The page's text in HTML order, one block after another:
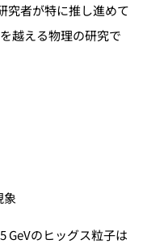
究者が特に推し進めて
越える物理の研究で
象
GeVのヒッグス粒子は